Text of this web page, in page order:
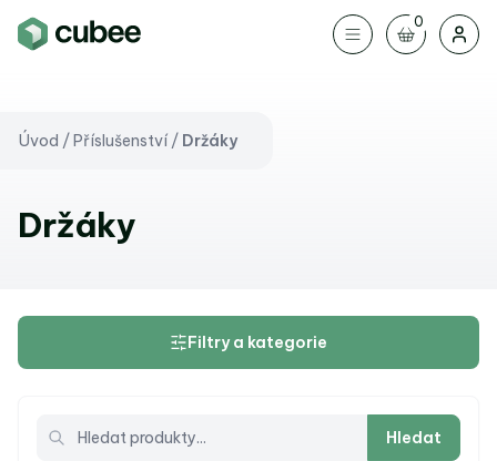
0
Úvod /Příslušenství / Držáky
Držáky
Filtry a kategorie
Hledat